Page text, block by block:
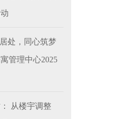
处，同心筑梦
管理中心2025
从楼宇调整